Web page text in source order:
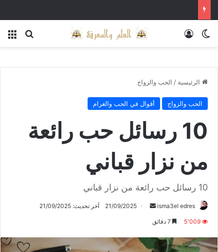
بحث الوضع المظلمتسجيل الدخول
الرئيسية / الحب والزواج
الحب والزواج أقوال في الحب والغرام
10 رسائل حب رائعة
من نزار قباني
10 رسائل حب رائعة من نزار قباني
isma3el edres
أرسل 21/09/2025 آخر تحديث: 21/09/2025
5٬009